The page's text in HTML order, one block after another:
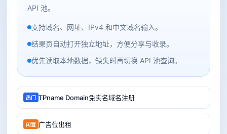
API 池。
支持域名、网址、IPv4 和中文域名输入。
结果页自动打开独立地址，方便分享与收录。
优先读取本地数据，缺失时再切换 API 池查询。
热门 TPname Domain免实名域名注册
闲置 广告位出租